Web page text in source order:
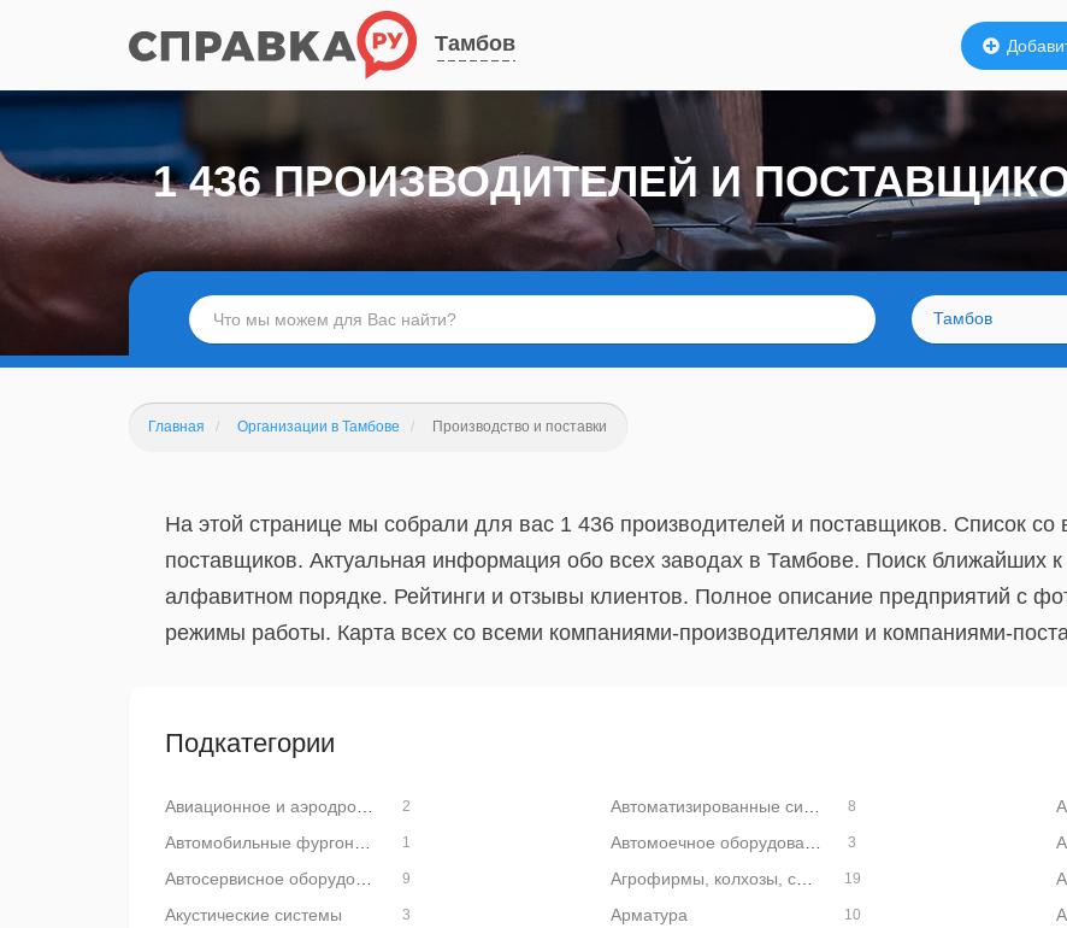
Тамбов
Тамбов
1 436 ПРОИЗВОДИТЕЛЕЙ И
Главная Организации в Тамбове Производство и поставки
На этой странице мы собрали для вас 1 436 производителей и поставщиков. Список со
поставщиков. Актуальная информация обо всех заводах в Тамбове. Поиск ближайших
алфавитном порядке. Рейтинги и отзывы клиентов. Полное описание предприятий с
режимы работы. Карта всех со всеми компаниями-производителями и компаниями-
Подкатегории
2 8
1 3
9 Агрофирмы, колхозы, совхозы 19
Акустические системы 3 Арматура 10